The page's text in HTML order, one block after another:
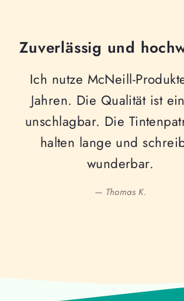
Zuverlässig und
Ich nutze McNeill-
Jahren. Die Qualität ist
unschlagbar. Die
halten lange und
wunderbar.
— Thomas K.